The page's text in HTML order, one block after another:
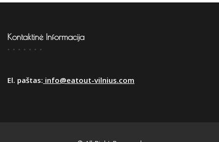
Kontaktinė Informacija
El. paštas: info@eatout-vilnius.com